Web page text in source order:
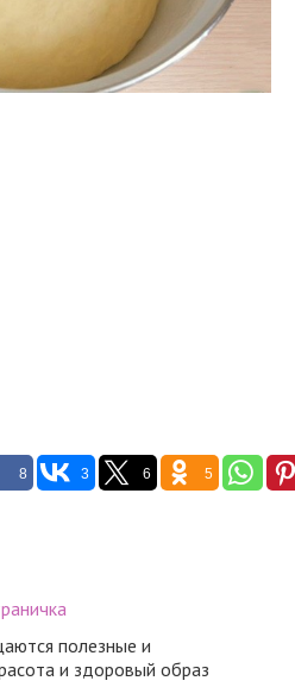
8 3 6 5
полезные и
и здоровый образ